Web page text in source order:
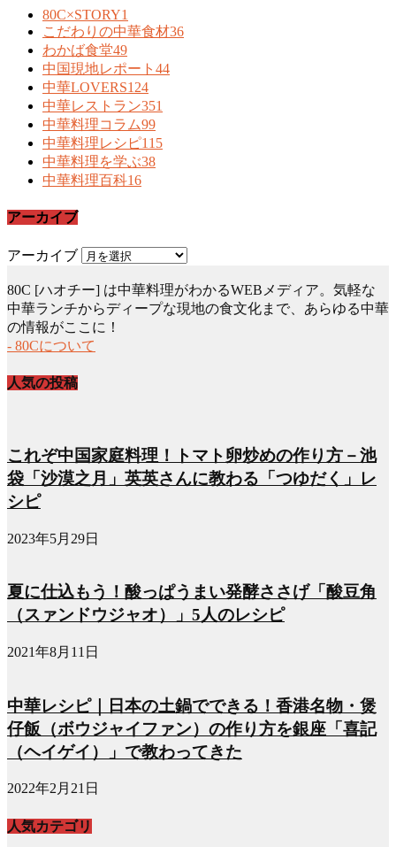
80C×STORY1
こだわりの中華食材36
わかば食堂49
中国現地レポート 44
中華LOVERS124
中華レストラン351
中華料理コラム99
中華料理レシピ115
中華料理を学ぶ38
中華料理百科16
アーカイブ
アーカイブ
80C [ハオチー] は中華料理がわかるWEBメディア。気軽な
中華ランチからディープな現地の食文化まで、あらゆる中華
の情報がここに！
- 80Cについて
人気の投稿
これぞ中国家庭料理！トマト卵炒めの作り方－池
袋「沙漠之月」英英さんに教わる「つゆだく」レ
シピ
2023年5月29日
夏に仕込もう！酸っぱうまい発酵ささげ「酸豆角
（スァンドウジャオ）」5人のレシピ
2021年8月11日
中華レシピ｜日本の土鍋でできる！香港名物・煲
仔飯（ボウジャイファン）の作り方を銀座「喜記
（ヘイゲイ）」で教わってきた
2022年2月21日
人気カテゴリ